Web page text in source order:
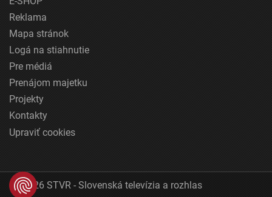
Reklama
Mapa stránok
Logá na stiahnutie
Pre médiá
Prenájom majetku
Projekty
Kontakty
Upraviť cookies
© 2026 STVR - Slovenská televízia a rozhlas